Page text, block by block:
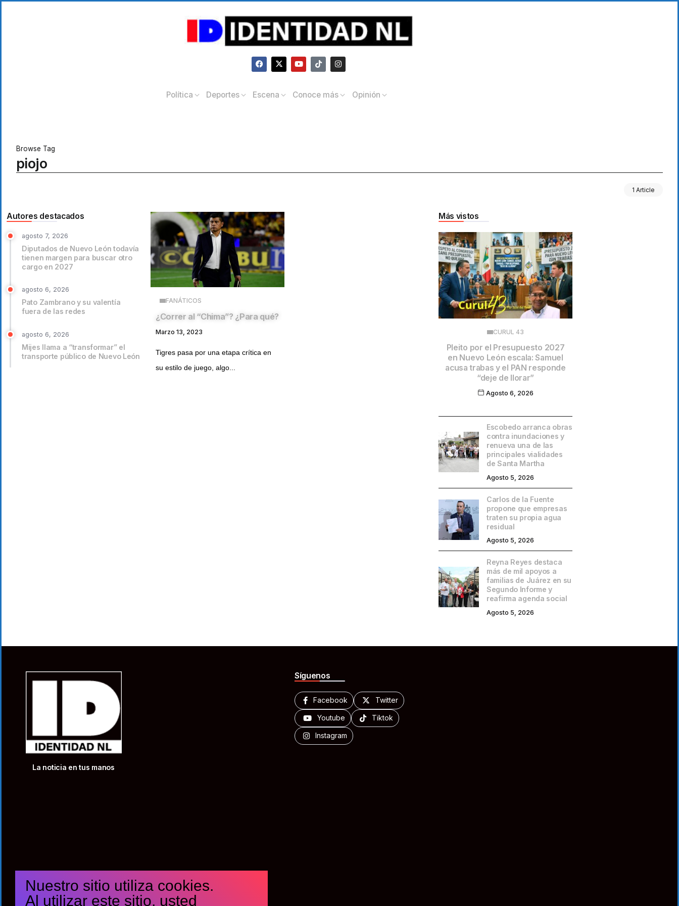
Política Deportes Escena Conoce más Opinión
Browse Tag
piojo
1 Article
Autores destacados
agosto 7, 2026
Diputados de Nuevo León todavía
tienen margen para buscar otro
cargo en 2027
agosto 6, 2026
Pato Zambrano y su valentía
fuera de las redes
agosto 6, 2026
Mijes llama a “transformar” el
transporte público de Nuevo León
FANÁTICOS
¿Correr al “Chima”? ¿Para qué?
Marzo 13, 2023
Tigres pasa por una etapa crítica en
su estilo de juego, algo...
Más vistos
CURUL 43
Pleito por el Presupuesto 2027
en Nuevo León escala: Samuel
acusa trabas y el PAN responde
“deje de llorar”
Agosto 6, 2026
Escobedo arranca obras
contra inundaciones y
renueva una de las
principales vialidades
de Santa Martha
Agosto 5, 2026
Carlos de la Fuente
propone que empresas
traten su propia agua
residual
Agosto 5, 2026
Reyna Reyes destaca
más de mil apoyos a
familias de Juárez en su
Segundo Informe y
reafirma agenda social
Agosto 5, 2026
La noticia en tus manos
Síguenos
Facebook Twitter
Youtube Tiktok
Instagram
Nuestro sitio utiliza cookies.
Al utilizar este sitio, usted